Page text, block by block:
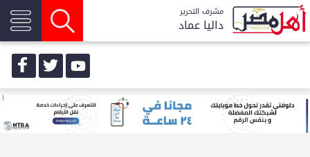
مشرف التحرير
داليا عماد